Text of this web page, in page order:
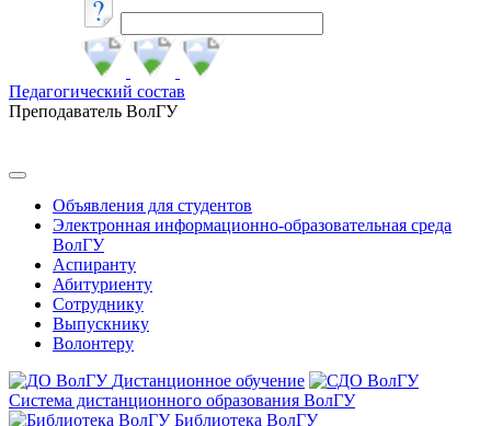
Педагогический состав
Преподаватель ВолГУ
Объявления для студентов
Электронная информационно-образовательная среда
ВолГУ
Аспиранту
Абитуриенту
Сотруднику
Выпускнику
Волонтеру
Дистанционное обучение
Система дистанционного образования ВолГУ
Библиотека ВолГУ